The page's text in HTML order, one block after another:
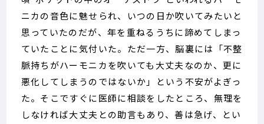
ニカの音色に魅せられ、いつの日か吹いてみたいと
思っていたのだが、年を重ねるうちに諦めてしまっ
ていたことに気付いた。ただ一方、脳裏には「不整
脈持ちがハーモニカを吹いても大丈夫なのか、更に
悪化してしまうのではないか」という不安がよぎっ
た。そこですぐに医師に相談をしたところ、無理を
しなければ大丈夫との助言もあり、善は急げ、とい